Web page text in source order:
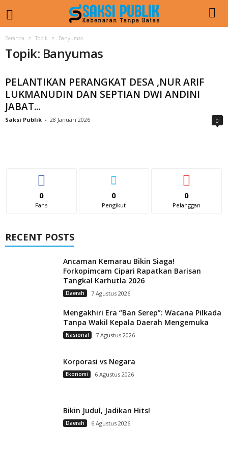
Beranda Topik Banyumas
Topik: Banyumas
PELANTIKAN PERANGKAT DESA ,NUR ARIF
LUKMANUDIN DAN SEPTIAN DWI ANDINI
JABAT...
Saksi Publik - 28 Januari 2026 0
0
Fans
0
Pengikut
0
Pelanggan
RECENT POSTS
Ancaman Kemarau Bikin Siaga!
Forkopimcam Cipari Rapatkan Barisan
Tangkal Karhutla 2026
Daerah 7 Agustus 2026
Mengakhiri Era “Ban Serep”: Wacana Pilkada
Tanpa Wakil Kepala Daerah Mengemuka
Nasional 7 Agustus 2026
Korporasi vs Negara
Ekonomi 6 Agustus 2026
Bikin Judul, Jadikan Hits!
Daerah 6 Agustus 2026